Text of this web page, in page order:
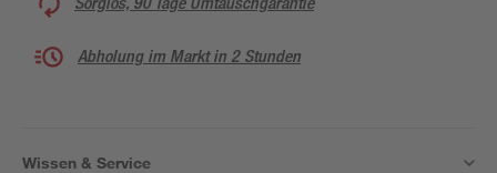
Abholung im Markt in 2 Stunden
Wissen & Service